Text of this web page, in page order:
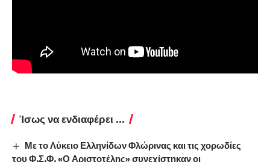
Ίσως να ενδιαφέρει ...
Με το Λύκειο Ελληνίδων Φλώρινας και τις χορωδίες
του Φ.Σ.Φ. «Ο Αριστοτέλης» συνεχίστηκαν οι